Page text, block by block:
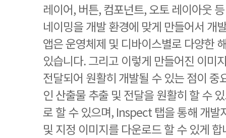
레이어, 버튼, 컴포넌트, 오토 레이아웃
네이밍을 개발 환경에 맞게 만들어서 개
앱은 운영체제 및 디바이스별로 다양한
있습니다. 그리고 이렇게 만들어진 이미
전달되어 원활히 개발될 수 있는 점이 중
인 산출물 추출 및 전달을 원활히 할 수
로 할 수 있으며, Inspect 탭을 통해 개발
및 지정 이미지를 다운로드 할 수 있게 합